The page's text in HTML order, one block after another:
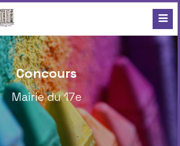
Concours
Mairie du 17e